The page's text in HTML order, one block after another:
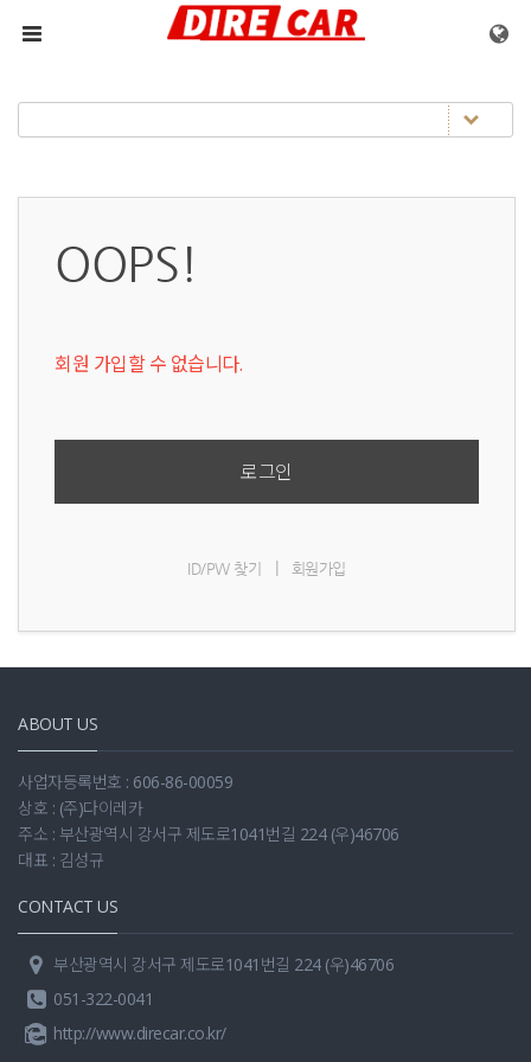
메뉴 건너뛰기
OOPS!
회원 가입할 수 없습니다.
로그인
ID/PW 찾기 회원가입
ABOUT US
사업자등록번호 : 606-86-00059
상호 : (주)다이레카
주소 : 부산광역시 강서구 제도로1041번길 224 (우)46706
대표 : 김성규
CONTACT US
부산광역시 강서구 제도로1041번길 224 (우)46706
051-322-0041
http://www.direcar.co.kr/